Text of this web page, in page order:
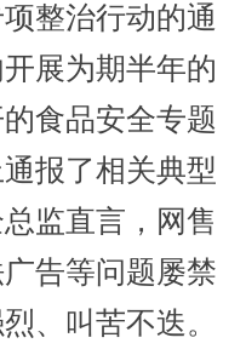
整治行动的通
展为期半年的
食品安全专题
报了相关典型
监直言，网售
告等问题屡禁
、叫苦不迭。